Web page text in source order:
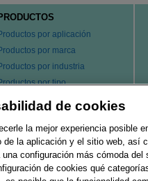
por aplicación
por marca
por industria
por tipo
Regulaciones Locales
de cookies
la mejor experiencia posible
de la aplicación y el sitio web, así
configuración más cómoda
de cookies qué